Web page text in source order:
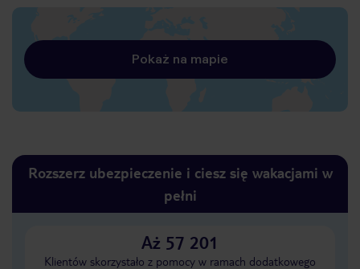
Pokaż na mapie
Rozszerz ubezpieczenie i ciesz się wakacjami w
pełni
Aż 57 201
Klientów skorzystało z pomocy w ramach dodatkowego